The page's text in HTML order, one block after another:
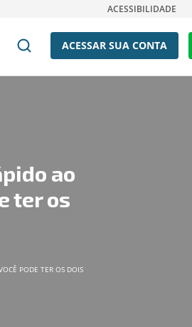
ACESSIBILIDADE
ACESSAR SUA CONTA
ao
ter os
PODE TER OS DOIS